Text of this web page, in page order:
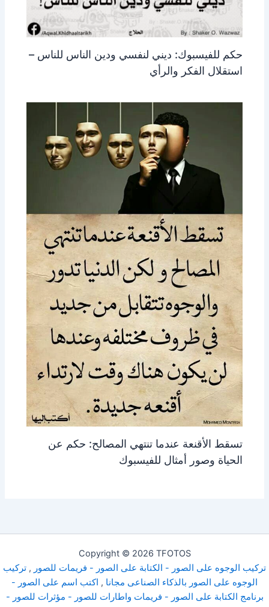
حكم للفيسبوك: ديني لنفسي ودين الناس للناس –
استقلال الفكر والرأي
تسقط الأقنعة عندما تنتهي المصالح: حكم عن
الحياة وصور أمثال للفيسبوك
Copyright © 2026 TFOTOS
تركيب الوجوه على الصور - الكتابة على الصور - فريمات للصور , تركيب
الوجوه على الصور بالذكاء الصناعى مجانا , اكتب اسم على الصور -
برنامج الكتابة على الصور - فريمات واطارات للصور - مؤثرات للصور -